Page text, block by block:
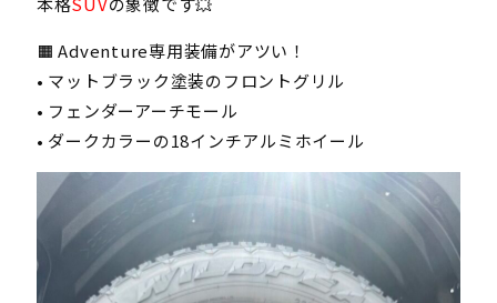
🟧 Adventure専用装備がアツい！
• マットブラック塗装のフロントグリル
• フェンダーアーチモール
• ダークカラーの18インチアルミホイール